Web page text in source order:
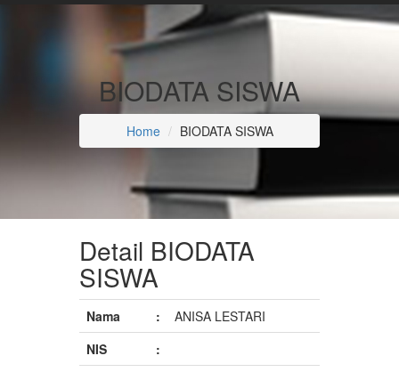
BIODATA SISWA
Home BIODATA SISWA
Detail BIODATA
SISWA
Nama :
ANISA LESTARI
NIS
: